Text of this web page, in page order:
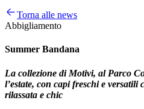
Torna alle news
Abbigliamento
Summer Bandana
La collezione di Motivi, al Parco
l’estate, con capi freschi e versatili
rilassata e chic